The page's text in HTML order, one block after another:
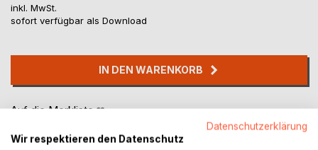
inkl. MwSt.
sofort verfügbar als Download
IN DEN WARENKORB
Auf die Merkliste
Datenschutzerklärung
Wir respektieren den Datenschutz